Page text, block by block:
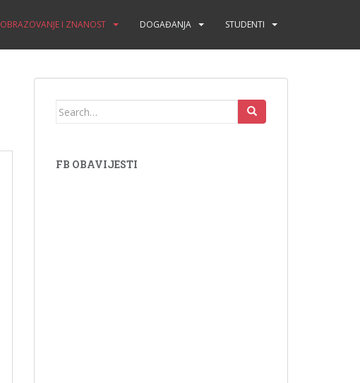
OBRAZOVANJE I ZNANOST DOGAĐANJA STUDENTI
Search for:
FB OBAVIJESTI